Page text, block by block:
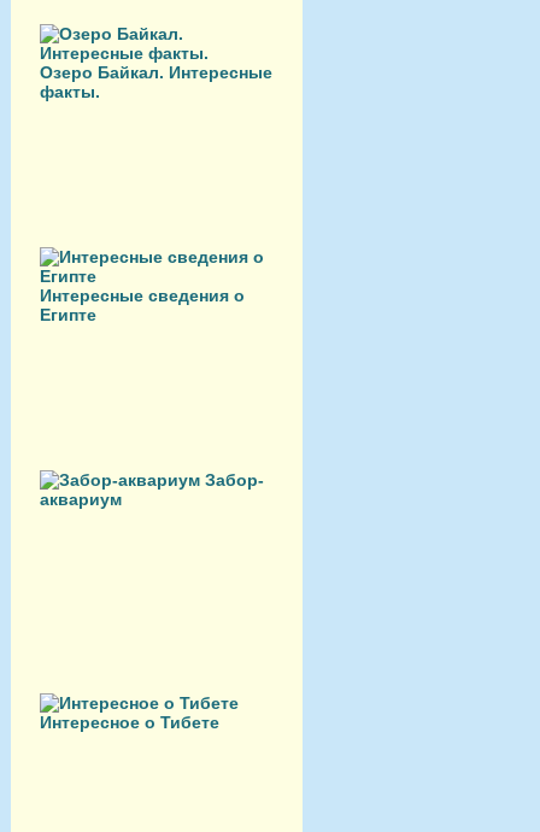
Озеро Байкал. Интересные
факты.
Интересные сведения о
Египте
Забор-
аквариум
Интересное о Тибете